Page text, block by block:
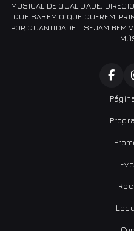
MUSICAL DE QUALIDADE,
QUE SABEM O QUE QUEREM.
POR QUANTIDADE... SEJAM BEM